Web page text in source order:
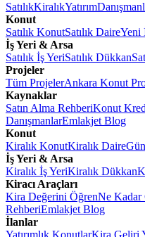
SatılıkKiralıkYatırım
Konut
Satılık KonutSatılık DaireYeni
İş Yeri & Arsa
Satılık İş YeriSatılık Dükkan
Projeler
Tüm ProjelerAnkara Konut
Kaynaklar
Satın Alma RehberiKonut
DanışmanlarEmlakjet Blog
Konut
Kiralık KonutKiralık Daire
İş Yeri & Arsa
Kiralık İş YeriKiralık Dükkan
Kiracı Araçları
Kira Değerini ÖğrenNe Kadar
RehberiEmlakjet Blog
İlanlar
Yatırımlık KonutlarKira Geliri